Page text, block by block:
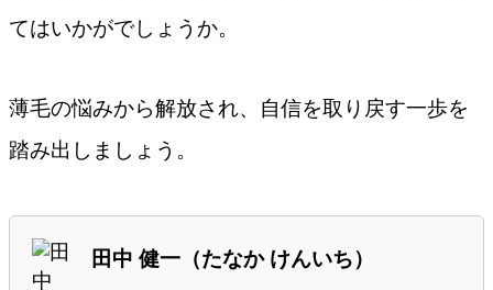
てはいかがでしょうか。
薄毛の悩みから解放され、自信を取り戻す一歩を
踏み出しましょう。
田中 健一（たなか けんいち）